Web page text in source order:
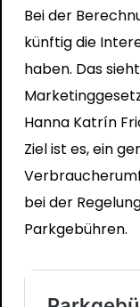
Bei der
künftig die
haben. Das
Hanna Katrín
Ziel ist es, ein
bei der
Parkgebühren.